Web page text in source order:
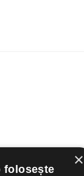
×
folosește